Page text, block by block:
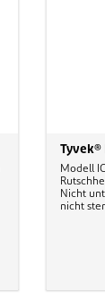
Tyvek®
Modell
Nicht
nicht